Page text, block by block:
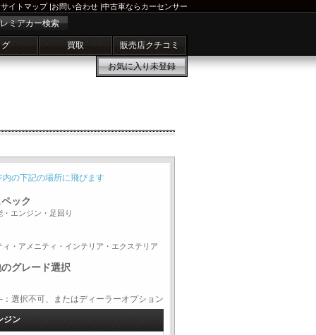
サイトマップ|お問い合わせ |中古車ならカーセンサー
ミアカー検索
買取 販売店クチコミ
お気に入り未登録
内の下記の場所に飛びます
ック
・エンジン・足回り
ィ・アメニティ・インテリア・エクステリア
グレード選択
択不可、またはディーラーオプション
ジン